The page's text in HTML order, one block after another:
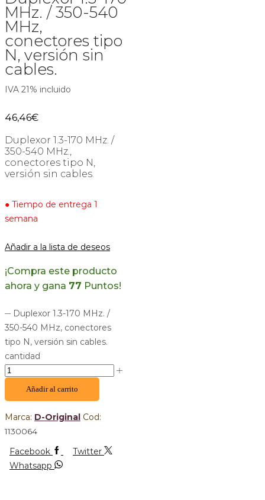
MHz. / 350-540
MHz,
conectores tipo
N, versión sin
cables.
IVA 21% incluido
46,46€
Duplexor 1.3-170 MHz. /
350-540 MHz.,
conectores tipo N,
versión sin cables.
● Tiempo de entrega 1
semana
Añadir a la lista de deseos
¡Compra este producto
ahora y gana 77 Puntos!
Duplexor 1.3-170 MHz. /
350-540 MHz, conectores
tipo N, versión sin cables.
cantidad
Añadir al carrito
Marca: D-Original Cod:
1130064
Facebook
Twitter
Whatsapp